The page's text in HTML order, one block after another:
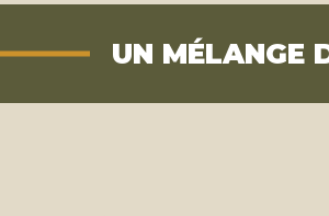
UN MÉLANGE